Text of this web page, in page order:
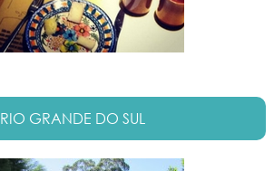
RIO GRANDE DO SUL